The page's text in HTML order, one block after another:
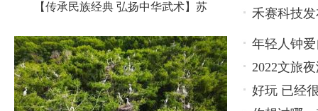
【传承民族经典 弘扬中华武术】苏
禾赛科技
局
年轻人钟
2022文旅
博览会
好玩 已经